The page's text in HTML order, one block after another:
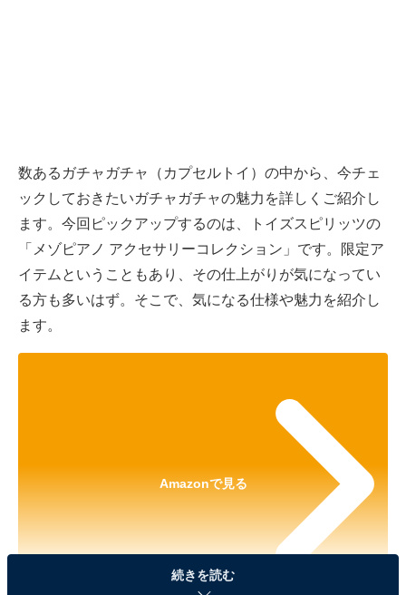
数あるガチャガチャ（カプセルトイ）の中から、今チェ
ックしておきたいガチャガチャの魅力を詳しくご紹介し
ます。今回ピックアップするのは、トイズスピリッツの
「メゾピアノ アクセサリーコレクション」です。限定ア
イテムということもあり、その仕上がりが気になってい
る方も多いはず。そこで、気になる仕様や魅力を紹介し
ます。
Amazonで見る
続きを読む